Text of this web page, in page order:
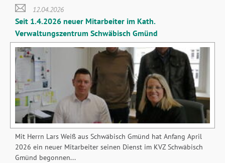
Erwin
und
Daniel
Splettstößer
Schwäbisch
Gmünd
12.04.2026
Seit 1.4.2026 neuer Mitarbeiter im Kath.
Verwaltungszentrum Schwäbisch Gmünd
Mit Herrn Lars Weiß aus Schwäbisch Gmünd hat Anfang April
2026 ein neuer Mitarbeiter seinen Dienst im KVZ Schwäbisch
Gmünd begonnen...